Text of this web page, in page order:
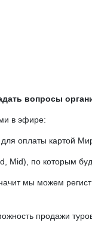
вопросы
в эфире:
для оплаты картой
Mid), по которым
мы можем
продажи